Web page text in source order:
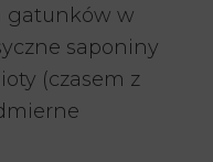
gatunków w
saponiny
(czasem z